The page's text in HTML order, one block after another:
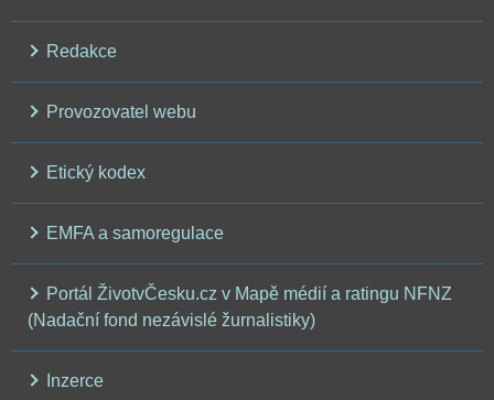
Redakce
Provozovatel webu
Etický kodex
EMFA a samoregulace
Portál ŽivotvČesku.cz v Mapě médií a ratingu NFNZ
(Nadační fond nezávislé žurnalistiky)
Inzerce